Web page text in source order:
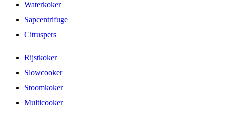
Waterkoker
Sapcentrifuge
Citruspers
Rijstkoker
Slowcooker
Stoomkoker
Multicooker